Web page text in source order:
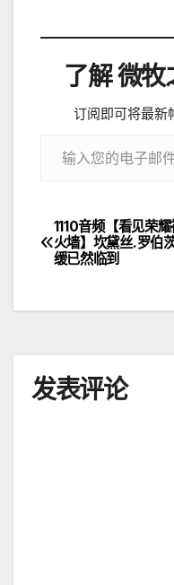
了解 微
订阅即可将最新
文
章
导
1110音频【看见荣
火墙】坎黛丝.罗伯
缓已然临到
发表评论